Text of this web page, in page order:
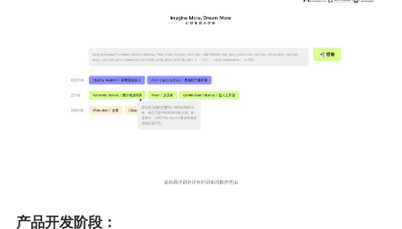
产品开发阶段：